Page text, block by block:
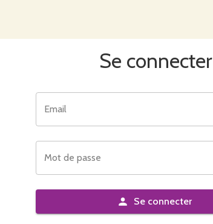
Se connecter
Email
Mot de passe
Se connecter